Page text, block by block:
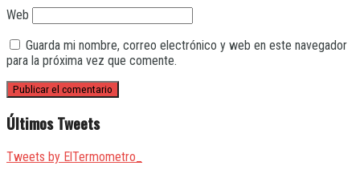
Web
Guarda mi nombre, correo electrónico y web en este navegador
para la próxima vez que comente.
Últimos Tweets
Tweets by ElTermometro_